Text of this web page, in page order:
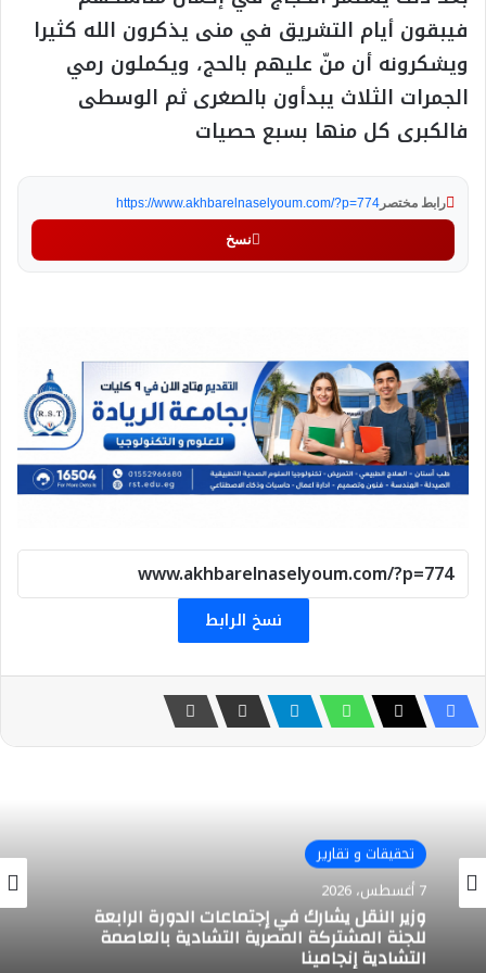
فيبقون أيام التشريق في منى يذكرون الله كثيرا
ويشكرونه أن منّ عليهم بالحج، ويكملون رمي
الجمرات الثلاث يبدأون بالصغرى ثم الوسطى
فالكبرى كل منها بسبع حصيات
رابط مختصر https://www.akhbarelnaselyoum.com/?p=774
نسخ
نسخ الرابط
تحقيقات و تقارير
7 أغسطس، 2026
تحقيقات و تقارير
7 أغسطس، 2026
وزيرة التنمية المحلية والبيئة تصدر قرارًا بإنشاء
وحدة “الإستدامة والمسئولية المجتمعية بالوزارة